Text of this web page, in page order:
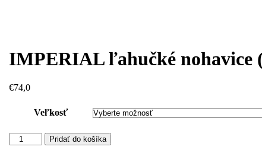
IMPERIAL ľahučké nohavice
€74,0
Veľkosť
množstvo
IMPERIAL
Pridať do košíka